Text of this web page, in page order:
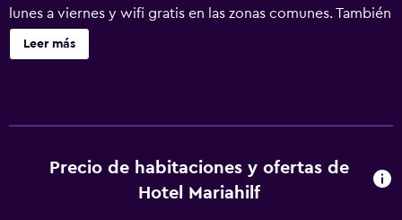
lunes a viernes y wifi gratis en las zonas comunes. También
encontrarás servicio gratuito de compra de comestibles,
una biblioteca y check-in exprés. Hotel Mariahilf ofrece 24
personal gratuitos y secador de pelo. Los huéspedes
pueden navegar por la web gracias a nuestro acceso a
Leer más
Precio de habitaciones y ofertas de
Hotel Mariahilf